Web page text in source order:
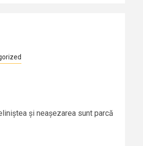
și neașezarea sunt parcă